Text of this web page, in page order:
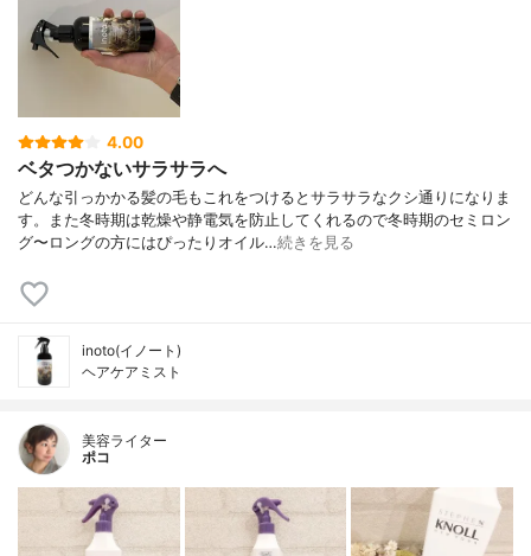
4.00
ベタつかないサラサラへ
どんな引っかかる髪の毛もこれをつけるとサラサラなクシ通りになりま
す。また冬時期は乾燥や静電気を防止してくれるので冬時期のセミロン
グ〜ロングの方にはぴったりオイル…続きを見る
inoto(イノート)
ヘアケアミスト
美容ライター
ポコ